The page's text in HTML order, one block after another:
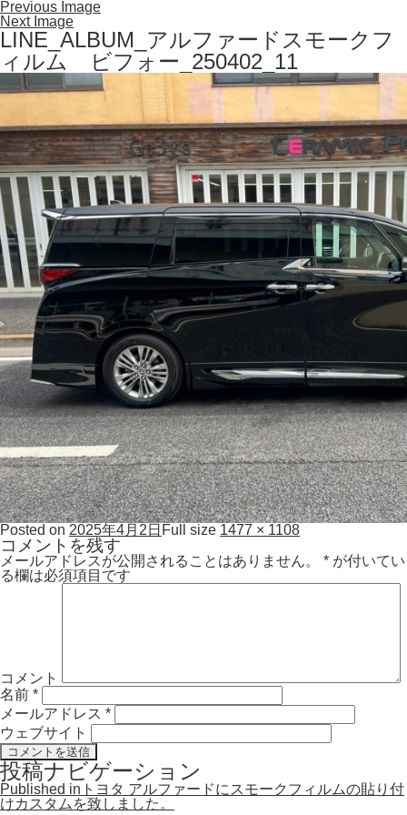
Previous Image
Next Image
LINE_ALBUM_アルファードスモークフ
ィルム ビフォー_250402_11
Posted on 2025年4月2日 Full size 1477 × 1108
コメントを残す
メールアドレスが公開されることはありません。 * が付いてい
る欄は必須項目です
コメント
名前 *
メールアドレス *
ウェブサイト
投稿ナビゲーション
Published in トヨタ アルファードにスモークフィルムの貼り付
けカスタムを致しました。